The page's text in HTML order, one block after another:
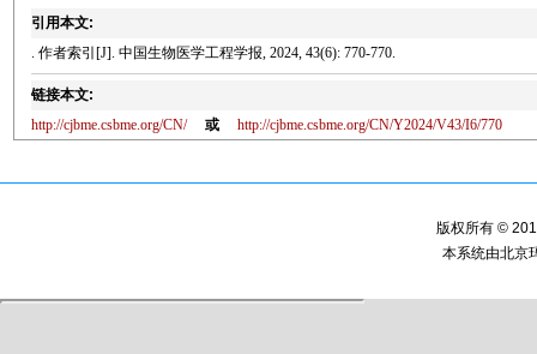
引用本文:
. 作者索引[J]. 中国生物医学工程学报, 2024, 43(6): 770-770.
链接本文:
http://cjbme.csbme.org/CN/
或 http://cjbme.csbme.org/CN/Y2024/V43/I6/770
版权所有 ©
本系统由北京